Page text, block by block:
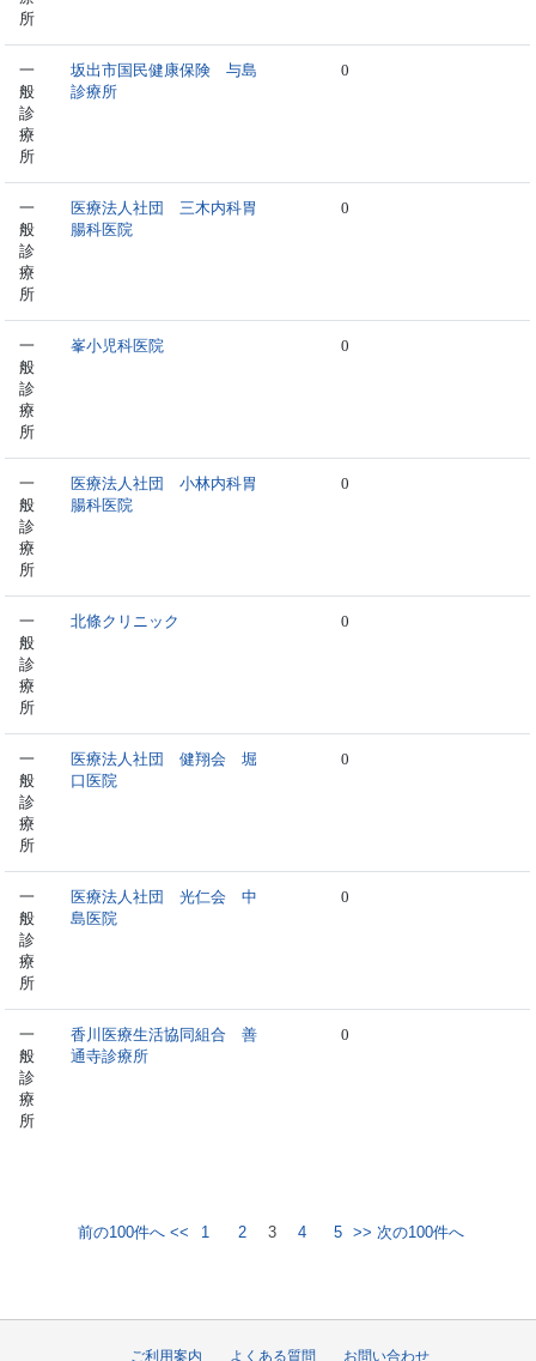
所
一
般
診
療
所
坂出市国民健康保険 与島
診療所
0
一
般
診
療
所
医療法人社団 三木内科胃
腸科医院
0
一
般
診
療
所
峯小児科医院 0
一
般
診
療
所
医療法人社団 小林内科胃
腸科医院
0
一
般
診
療
所
北條クリニック 0
一
般
診
療
所
医療法人社団 健翔会 堀
口医院
0
一
般
診
療
所
医療法人社団 光仁会 中
島医院
0
一
般
診
療
所
香川医療生活協同組合 善
通寺診療所
0
前の100件へ << 1 2 3 4 5 >> 次の100件へ
ご利用案内 よくある質問 お問い合わせ